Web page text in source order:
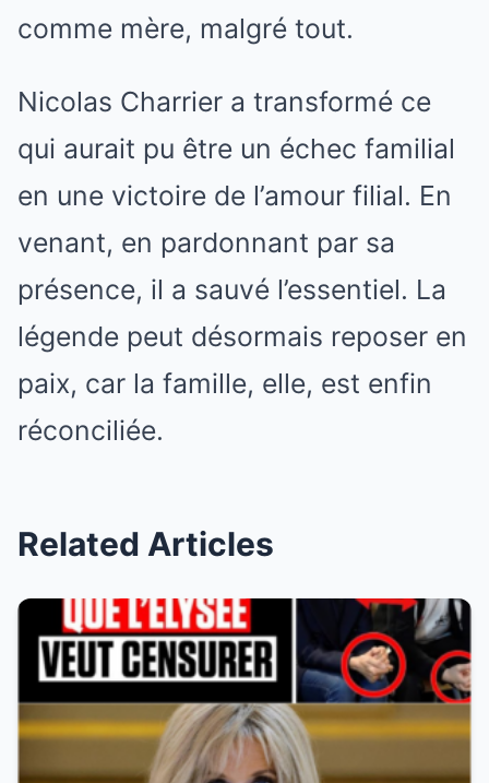
comme mère, malgré tout.
Nicolas Charrier a transformé ce
qui aurait pu être un échec familial
en une victoire de l’amour filial. En
venant, en pardonnant par sa
présence, il a sauvé l’essentiel. La
légende peut désormais reposer en
paix, car la famille, elle, est enfin
réconciliée.
Related Articles